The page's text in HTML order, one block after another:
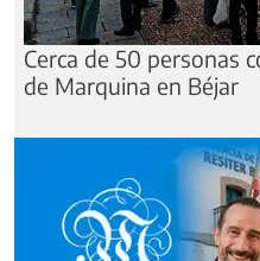
Cerca de 50 personas
de Marquina en Béjar